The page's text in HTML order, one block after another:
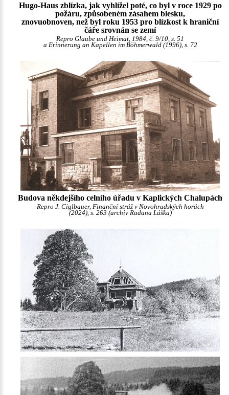
Hugo-Haus zblízka, jak vyhlížel poté, co byl v roce 1929 po
požáru, způsobeném zásahem blesku,
znovuobnoven, než byl roku 1953 pro blízkost k hraniční
čáře srovnán se zemí
Repro Glaube und Heimat, 1984, č. 9/10, s. 51
a Erinnerung an Kapellen im Böhmerwald (1996), s. 72
Budova někdejšího celního úřadu v Kaplických Chalupách
Repro J. Ciglbauer, Finanční stráž v Novohradských horách
(2024), s. 263 (archiv Radana Láška)